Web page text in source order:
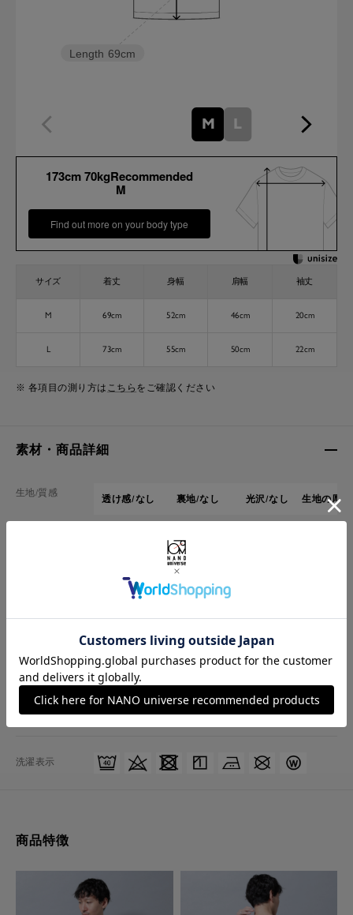
Length 69cm
M L
173cm 70kgRecommended
M
Find out more on your body type
サイズ 着丈 身幅 肩幅 袖丈
M 69cm 52cm 46cm 20cm
L 73cm 55cm 50cm 22cm
※ 各項目の測り方は こちら をご確認ください
素材・商品詳細
生地/質感
透け感/なし 裏地/なし 光沢/なし 生地の厚
品番 6685124263
原産国
洗濯表示
商品特徴